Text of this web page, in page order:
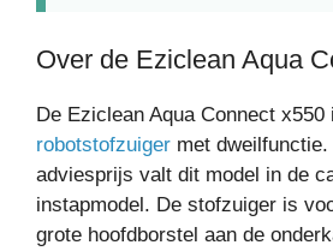
Over de Eziclean Aqua
De Eziclean Aqua Connect x550
robotstofzuiger met
adviesprijs valt dit model in de
instapmodel. De stofzuiger is
grote hoofdborstel aan de